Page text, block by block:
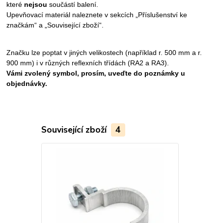
které nejsou součástí balení.
Upevňovací materiál naleznete v sekcích „Příslušenství ke
značkám“ a „Související zboží“.
Značku lze poptat v jiných velikostech (například r. 500 mm a r.
900 mm) i v různých reflexních třídách (RA2 a RA3).
Vámi zvolený symbol, prosím, uveďte do poznámky u
objednávky.
Související zboží 4